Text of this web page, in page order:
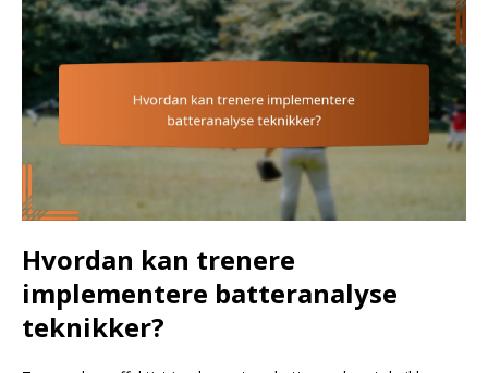
Hvordan kan trenere
implementere batteranalyse
teknikker?